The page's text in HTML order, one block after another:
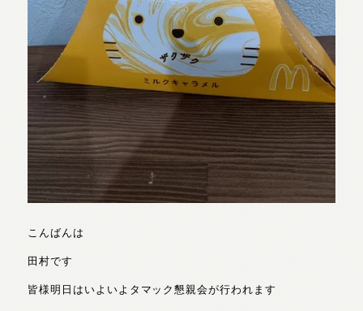
こんばんは
田村です
皆様明日はいよいよタマック懇親会が行われます